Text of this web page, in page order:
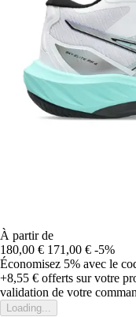
À partir de
180,00 € 171,00 € -5%
Économisez 5% avec le
+8,55 € offerts sur votre
validation de votre
Loading...